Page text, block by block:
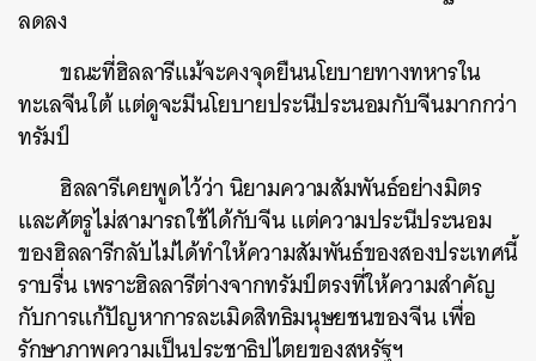
ลดลง
ขณะที่ฮิลลารีแม้จะคงจุดยืนนโยบายทางทหารใน
ทะเลจีนใต้ แต่ดูจะมีนโยบายประนีประนอมกับจีนมากกว่า
ทรัมป์
ฮิลลารีเคยพูดไว้ว่า นิยามความสัมพันธ์อย่างมิตร
และศัตรูไม่สามารถใช้ได้กับจีน แต่ความประนีประนอม
ของฮิลลารีกลับไม่ได้ทำให้ความสัมพันธ์ของสองประเทศนี้
ราบรื่น เพราะฮิลลารีต่างจากทรัมป์ตรงที่ให้ความสำคัญ
กับการแก้ปัญหาการละเมิดสิทธิมนุษยชนของจีน เพื่อ
รักษาภาพความเป็นประชาธิปไตยของสหรัฐฯ